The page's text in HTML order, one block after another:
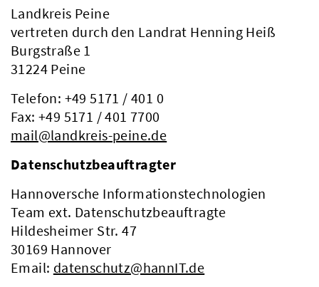
Landkreis Peine
vertreten durch den Landrat Henning Heiß
Burgstraße 1
31224 Peine
Telefon: +49 5171 / 401 0
Fax: +49 5171 / 401 7700
mail@landkreis-peine.de
Datenschutzbeauftragter
Hannoversche Informationstechnologien
Team ext. Datenschutzbeauftragte
Hildesheimer Str. 47
30169 Hannover
Email: datenschutz@hannIT.de